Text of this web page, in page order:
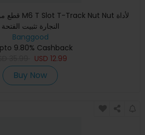
النجارة تثبيت الفتحة
Banggood
9.80% Cashback
USD 12.99
Buy Now